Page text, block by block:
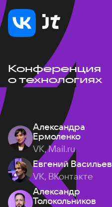
Конференция
о технологиях
Александра
Ермоленко
VK, Mail.ru
Евгений Васильев
VK, ВКонтакте
Александр
Толокольников